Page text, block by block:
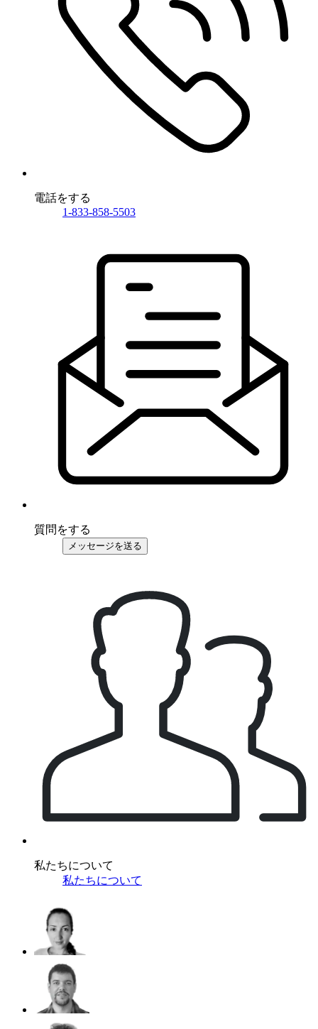
電話をする
1-833-858-5503
質問をする
メッセージを送る
私たちについて
私たちについて